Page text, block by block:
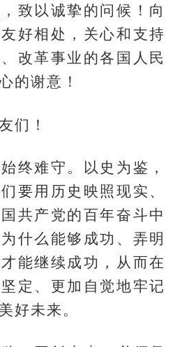
致以诚挚的问候！向
好相处，关心和支持
改革事业的各国人民
的谢意！
！
难守。以史为鉴，
要用历史映照现实、
共产党的百年奋斗中
什么能够成功、弄明
能继续成功，从而在
定、更加自觉地牢记
好未来。